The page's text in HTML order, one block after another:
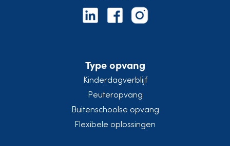
Type opvang
Kinderdagverblijf
Peuteropvang
Buitenschoolse opvang
Flexibele oplossingen